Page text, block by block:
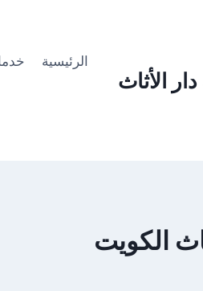
الأثاث
الرئيسية
الكويت